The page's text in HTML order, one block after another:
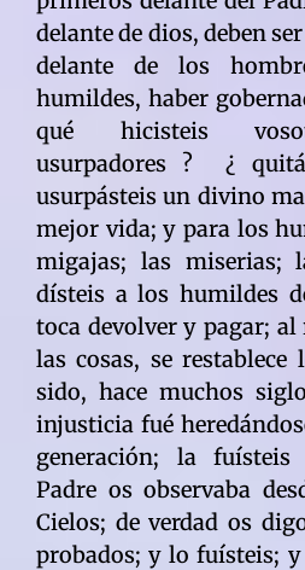
delante de dios, deben
delante de los
humildes, haber
qué hicisteis
usurpadores ? ¿
usurpásteis un divino
mejor vida; y para los
migajas; las miserias;
dísteis a los humildes
toca devolver y pagar; al
las cosas, se
sido, hace muchos
injusticia fué
generación; la
Padre os observaba
Cielos; de verdad os
probados; y lo fuísteis;